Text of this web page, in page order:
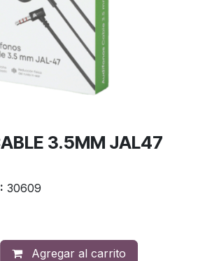
3.5MM JAL47
30609
Agregar al carrito